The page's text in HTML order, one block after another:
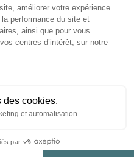
améliorer votre expérience
performance du site et
ainsi que pour vous
centres d’intérêt, sur notre
des cookies.
et automatisation
par
10kg - Bestico
119,90 €11,99 €/kg